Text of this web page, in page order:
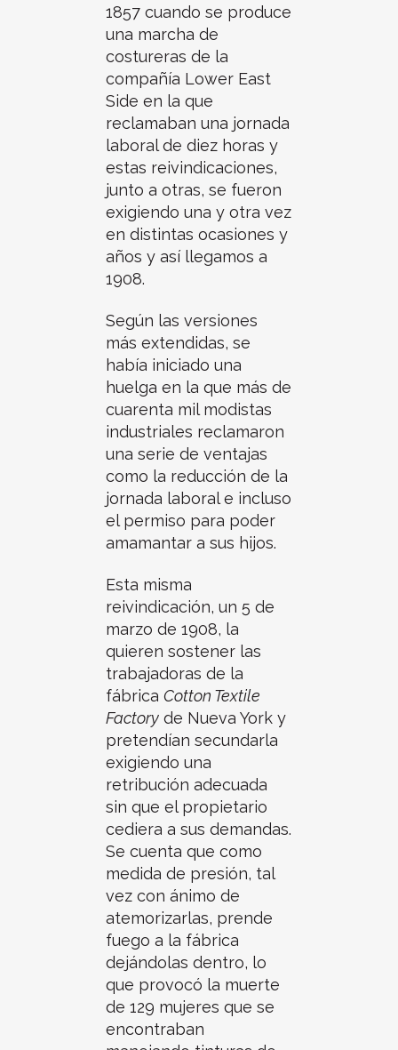
1857 cuando se produce
una marcha de
costureras de la
compañía Lower East
Side en la que
reclamaban una jornada
laboral de diez horas y
estas reivindicaciones,
junto a otras, se fueron
exigiendo una y otra vez
en distintas ocasiones y
años y así llegamos a
1908.
Según las versiones
más extendidas, se
había iniciado una
huelga en la que más de
cuarenta mil modistas
industriales reclamaron
una serie de ventajas
como la reducción de la
jornada laboral e incluso
el permiso para poder
amamantar a sus hijos.
Esta misma
reivindicación, un 5 de
marzo de 1908, la
quieren sostener las
trabajadoras de la
fábrica Cotton Textile
Factory de Nueva York y
pretendían secundarla
exigiendo una
retribución adecuada
sin que el propietario
cediera a sus demandas.
Se cuenta que como
medida de presión, tal
vez con ánimo de
atemorizarlas, prende
fuego a la fábrica
dejándolas dentro, lo
que provocó la muerte
de 129 mujeres que se
encontraban